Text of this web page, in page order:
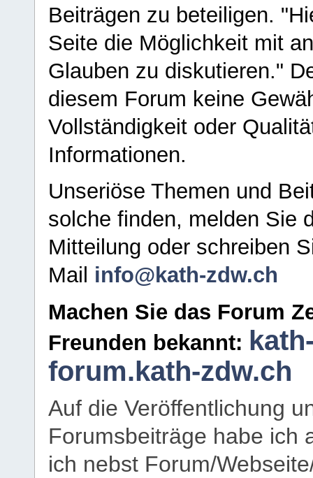
Beiträgen zu beteiligen.
Seite die Möglichkeit mit
Glauben zu diskutieren."
diesem Forum keine
Vollständigkeit oder
Informationen.
Unseriöse Themen und
solche finden, melden Sie
Mitteilung oder schreiben
Mail info@kath-zdw.ch
Machen Sie das Forum
Freunden bekannt:
forum.kath-zdw.ch
Auf die Veröffentlichung
Forumsbeiträge habe ich
ich nebst Forum/